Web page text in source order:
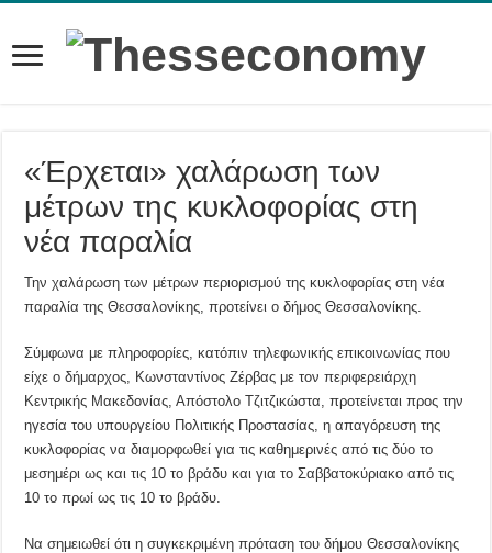
«Έρχεται» χαλάρωση των
μέτρων της κυκλοφορίας στη
νέα παραλία
Την χαλάρωση των μέτρων περιορισμού της κυκλοφορίας στη νέα
παραλία της Θεσσαλονίκης, προτείνει ο δήμος Θεσσαλονίκης.
Σύμφωνα με πληροφορίες, κατόπιν τηλεφωνικής επικοινωνίας που
είχε ο δήμαρχος, Κωνσταντίνος Ζέρβας με τον περιφερειάρχη
Κεντρικής Μακεδονίας, Απόστολο Τζιτζικώστα, προτείνεται προς την
ηγεσία του υπουργείου Πολιτικής Προστασίας, η απαγόρευση της
κυκλοφορίας να διαμορφωθεί για τις καθημερινές από τις δύο το
μεσημέρι ως και τις 10 το βράδυ και για το Σαββατοκύριακο από τις
10 το πρωί ως τις 10 το βράδυ.
Να σημειωθεί ότι η συγκεκριμένη πρόταση του δήμου Θεσσαλονίκης